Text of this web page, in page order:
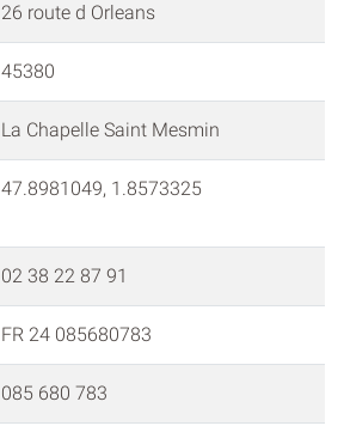
26 route d Orleans
45380
La Chapelle Saint Mesmin
47.8981049, 1.8573325
02 38 22 87 91
FR 24 085680783
085 680 783